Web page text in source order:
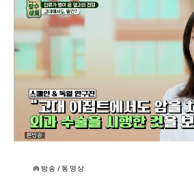
방송/동영상